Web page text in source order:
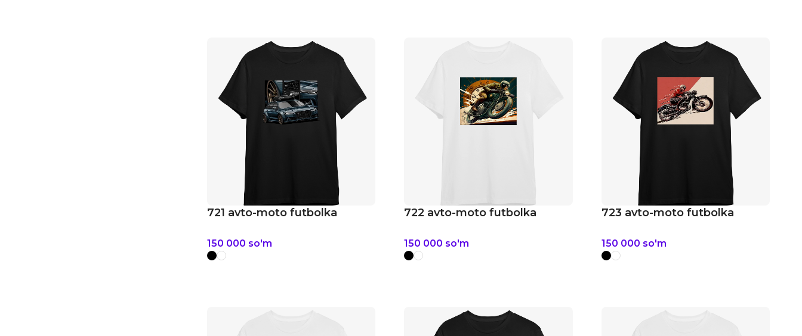
721 avto-moto futbolka
150 000 so'm
722 avto-moto futbolka
150 000 so'm
723 avto-moto futbolka
150 000 so'm